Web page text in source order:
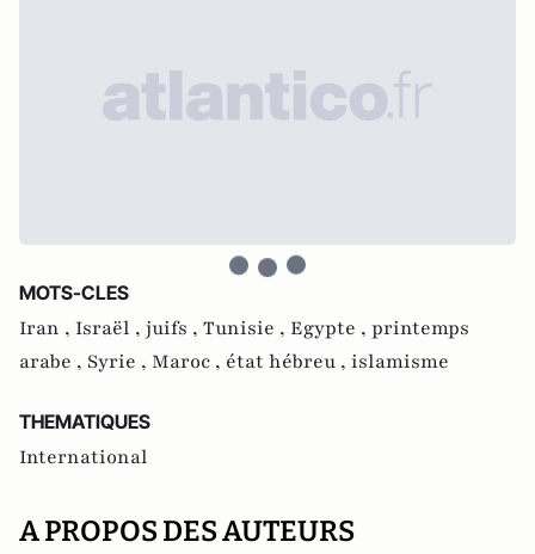
MOTS-CLES
Iran , Israël , juifs , Tunisie , Egypte , printemps
arabe , Syrie , Maroc , état hébreu , islamisme
THEMATIQUES
International
A PROPOS DES AUTEURS